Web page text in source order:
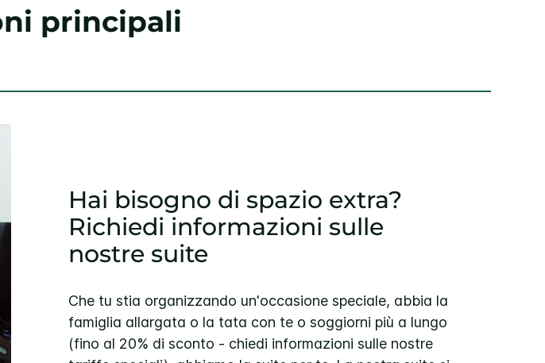
principali
Hai bisogno di spazio extra?
Richiedi informazioni sulle
nostre suite
Che tu stia organizzando un'occasione speciale, abbia la
famiglia allargata o la tata con te o soggiorni più a lungo
(fino al 20% di sconto - chiedi informazioni sulle nostre